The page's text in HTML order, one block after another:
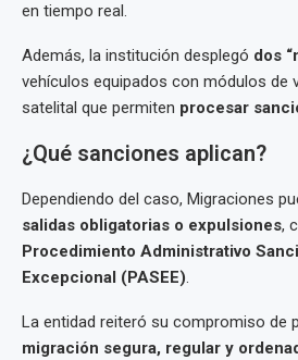
en tiempo real.
Además, la institución desplegó dos
vehículos equipados con módulos de
satelital que permiten procesar
¿Qué sanciones aplican?
Dependiendo del caso, Migraciones
salidas obligatorias o expulsiones,
Procedimiento Administrativo
Excepcional (PASEE).
La entidad reiteró su compromiso de
migración segura, regular y